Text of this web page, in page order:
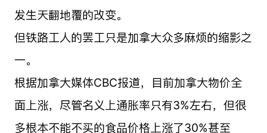
发生天翻地覆的改变。
但铁路工人的罢工只是加拿大众多麻烦的缩影之
一。
根据加拿大媒体CBC报道，目前加拿大物价全
面上涨，尽管名义上通胀率只有3%左右，但很
多根本不能不买的食品价格上涨了30%甚至